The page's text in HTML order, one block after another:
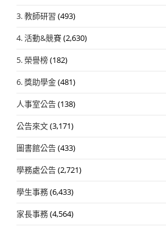
3. 教師研習 (493)
4. 活動&競賽(2,630)
5. 榮譽榜(182)
6. 獎助學金(481)
人事室公告(138)
公告來文(3,171)
圖書館公告(433)
學務處公告(2,721)
學生事務(6,433)
家長事務(4,564)